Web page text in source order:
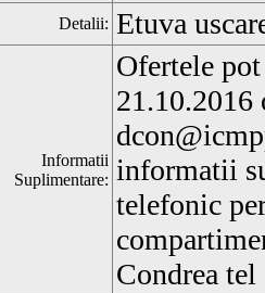
Detalii: Etuva
Informatii
Suplimentare:
Ofertele
21.10.2016
informatii
telefonic
Condrea